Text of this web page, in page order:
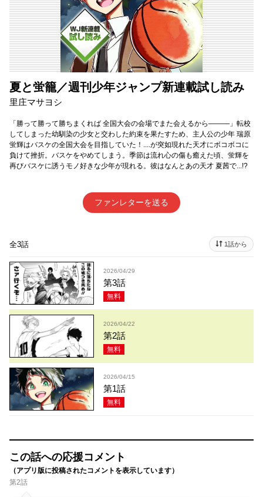
夏と蛍籠／週刊少年ジャンプ新連載試し読み
里庄マサヨシ
「勝って勝って勝ちまくれば 全国大会の会場でまた会えるから―――」転校
してしまった幼馴染の少女と交わした約束を果たすため、主人公の少年 瑞原
蛍輝はバスケの全国大会を目指していた！....が突如現れた天才にボコボコに
負けて挫折。バスケをやめてしまう。季節は流れ心の傷も癒えた頃、蛍輝を
再びバスケに誘うモノ好きな少年が現れる。彼はなんとあの天才 夏茜で...!?
ファンレターを送る
全3話 1話から
2026/04/29
第3話
無料
2026/04/22
第2話
無料
2026/04/15
第1話
無料
この話への応援コメント
（アプリ版に投稿されたコメントを表示しています）
第2話